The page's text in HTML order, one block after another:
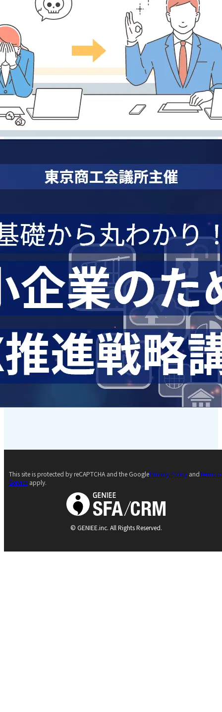
© GENIEE.inc. All Rights Reserved.
This site is protected by reCAPTCHA and the GooglePrivacy Policy andTerms
Service apply.